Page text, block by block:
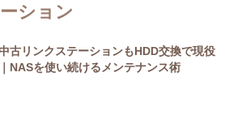
ション
古リンクステーションもHDD交換で現役
｜NASを使い続けるメンテナンス術